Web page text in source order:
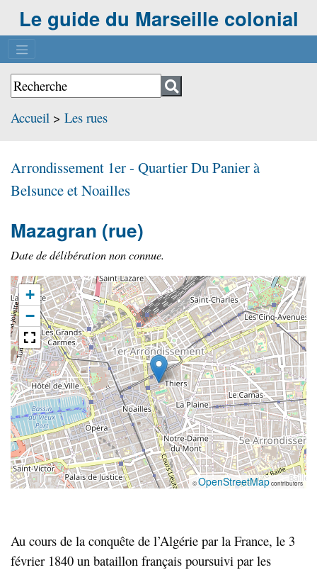
Le guide du Marseille colonial
Accueil > Les rues
Arrondissement 1er - QuartierDu Panier à
Belsunce et Noailles
Mazagran (rue)
Date de délibération non connue.
+
−
©OpenStreetMapcontributors
Au cours de la conquête de l’Algérie par la France, le 3
février 1840 un bataillon français poursuivi par les